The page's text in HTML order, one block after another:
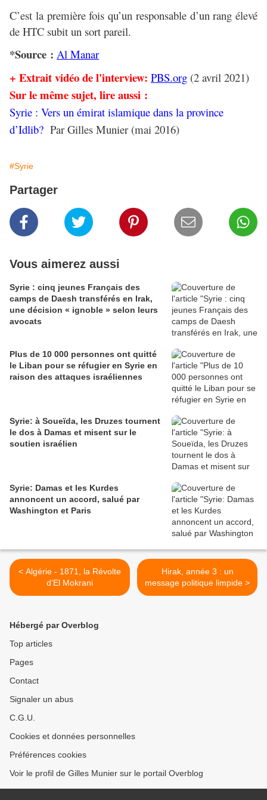
C’est la première fois qu’un responsable d’un rang élevé
de HTC subit un sort pareil.
*Source : Al Manar
+ Extrait vidéo de l'interview: PBS.org (2 avril 2021)
Sur le même sujet, lire aussi :
Syrie : Vers un émirat islamique dans la province
d’Idlib? Par Gilles Munier (mai 2016)
#Syrie
Partager
Vous aimerez aussi
Syrie : cinq jeunes Français des
camps de Daesh transférés en Irak,
une décision « ignoble » selon leurs
avocats
Plus de 10 000 personnes ont quitté
le Liban pour se réfugier en Syrie en
raison des attaques israéliennes
Syrie: à Soueïda, les Druzes tournent
le dos à Damas et misent sur le
soutien israélien
Syrie: Damas et les Kurdes
annoncent un accord, salué par
Washington et Paris
< Algérie - 1871, la Révolte
d’El Mokrani
Hirak, année 3 : un
message politique limpide >
Hébergé par Overblog
Top articles
Pages
Contact
Signaler un abus
C.G.U.
Cookies et données personnelles
Préférences cookies
Voir le profil de Gilles Munier sur le portail Overblog